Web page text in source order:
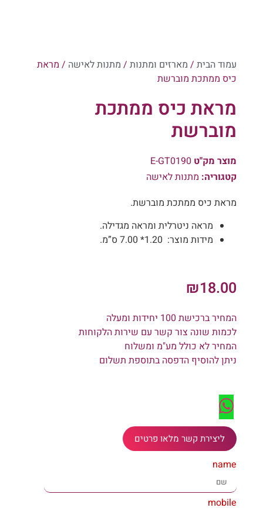
עמוד הבית/מארזים ומתנות/מתנות לאישה/ מראת
כיס ממתכת מוברשת
מראת כיס ממתכת
מוברשת
מוצר מק"טE-GT0190
קטגוריה:מתנות לאישה
מראת כיס ממתכת מוברשת.
מראה ניטרלית ומראה מגדילה.
מידות מוצר: 1.20* 7.00 ס”מ.
₪18.00
המחיר ברכישת 100 יחידות ומעלה
לכמות שונה צור קשר עם שירות הלקוחות
המחיר לא כולל מע"מ ומשלוח
ניתן להוסיף הדפסה בתוספת תשלום
ליצירת קשר מלאו פרטים
name
mobile